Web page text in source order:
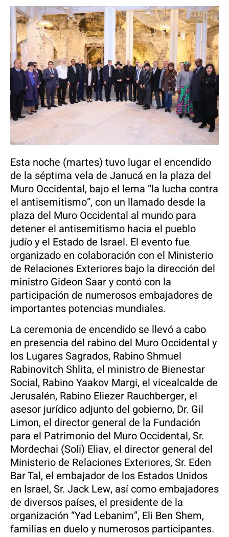
Esta noche (martes) tuvo lugar el encendido
de la séptima vela de Janucá en la plaza del
Muro Occidental, bajo el lema “la lucha contra
el antisemitismo”, con un llamado desde la
plaza del Muro Occidental al mundo para
detener el antisemitismo hacia el pueblo
judío y el Estado de Israel. El evento fue
organizado en colaboración con el Ministerio
de Relaciones Exteriores bajo la dirección del
ministro Gideon Saar y contó con la
participación de numerosos embajadores de
importantes potencias mundiales.
La ceremonia de encendido se llevó a cabo
en presencia del rabino del Muro Occidental y
los Lugares Sagrados, Rabino Shmuel
Rabinovitch Shlita, el ministro de Bienestar
Social, Rabino Yaakov Margi, el vicealcalde de
Jerusalén, Rabino Eliezer Rauchberger, el
asesor jurídico adjunto del gobierno, Dr. Gil
Limon, el director general de la Fundación
para el Patrimonio del Muro Occidental, Sr.
Mordechai (Soli) Eliav, el director general del
Ministerio de Relaciones Exteriores, Sr. Eden
Bar Tal, el embajador de los Estados Unidos
en Israel, Sr. Jack Lew, así como embajadores
de diversos países, el presidente de la
organización “Yad Lebanim”, Eli Ben Shem,
familias en duelo y numerosos participantes.